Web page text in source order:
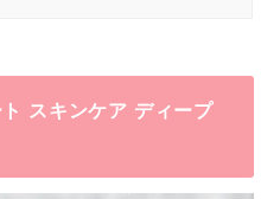
スキンケア ディープ